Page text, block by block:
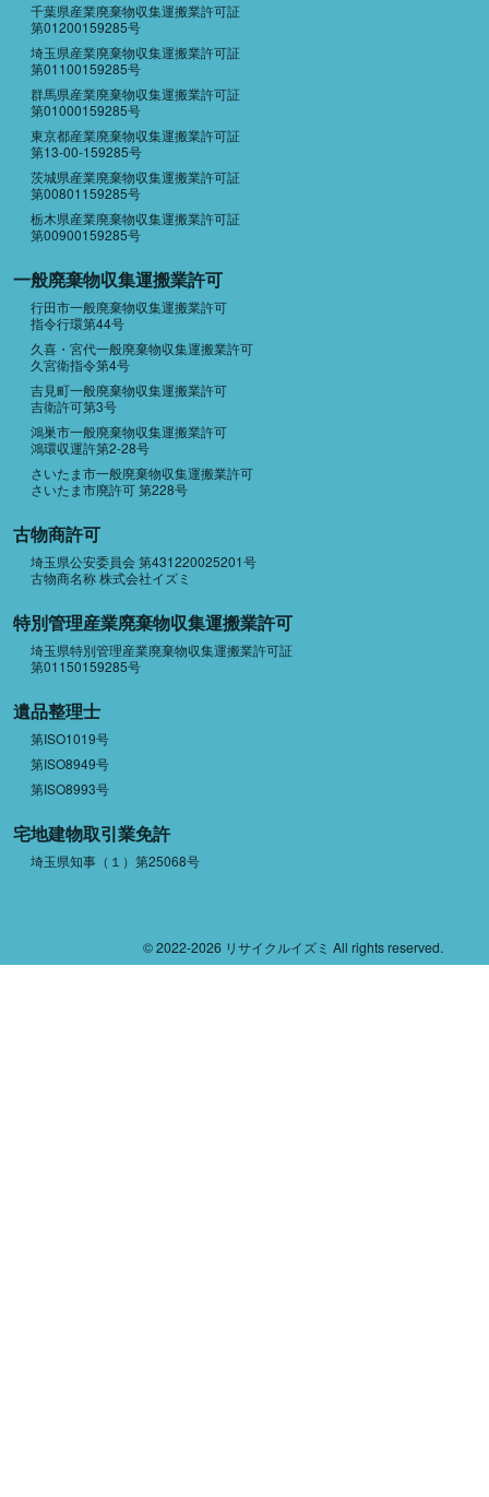
千葉県産業廃棄物収集運搬業許可証
第01200159285号
埼玉県産業廃棄物収集運搬業許可証
第01100159285号
群馬県産業廃棄物収集運搬業許可証
第01000159285号
東京都産業廃棄物収集運搬業許可証
第13-00-159285号
茨城県産業廃棄物収集運搬業許可証
第00801159285号
栃木県産業廃棄物収集運搬業許可証
第00900159285号
一般廃棄物収集運搬業許可
行田市一般廃棄物収集運搬業許可
指令行環第44号
久喜・宮代一般廃棄物収集運搬業許可
久宮衛指令第4号
吉見町一般廃棄物収集運搬業許可
吉衛許可第3号
鴻巣市一般廃棄物収集運搬業許可
鴻環収運許第2-28号
さいたま市一般廃棄物収集運搬業許可
さいたま市廃許可 第228号
古物商許可
埼玉県公安委員会 第431220025201号
古物商名称 株式会社イズミ
特別管理産業廃棄物収集運搬業許可
埼玉県特別管理産業廃棄物収集運搬業許可証
第01150159285号
遺品整理士
第ISO1019号
第ISO8949号
第ISO8993号
宅地建物取引業免許
埼玉県知事（１）第25068号
© 2022-2026 リサイクルイズミ All rights reserved.